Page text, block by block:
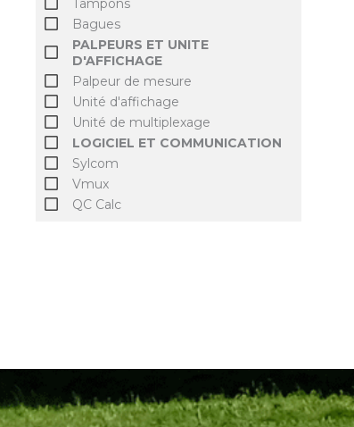
Tampons
Bagues
PALPEURS ET UNITE
D'AFFICHAGE
Palpeur de mesure
Unité d'affichage
Unité de multiplexage
LOGICIEL ET COMMUNICATION
Sylcom
Vmux
QC Calc